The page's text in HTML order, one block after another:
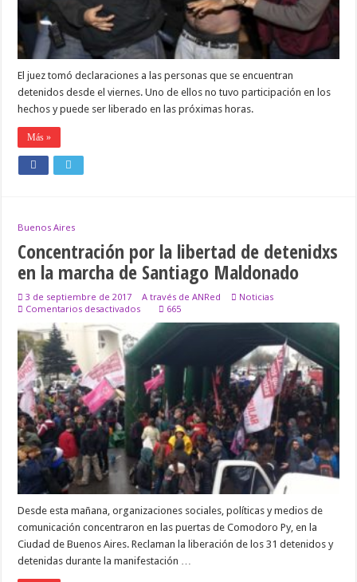
esperan
excarcelaciones
El juez tomó declaraciones a las personas que se encuentran
detenidos desde el viernes. Uno de ellos no tuvo participación en los
hechos y puede ser liberado en las próximas horas.
Más »
Buenos Aires
Concentración por la libertad de detenidxs
en la marcha de Santiago Maldonado
3 de septiembre de 2017 A través de ANRed
Noticias
Comentarios desactivadosen
por
la
detenidxs
en
marcha
de
Santiago
Maldonado
665
Desde esta mañana, organizaciones sociales, políticas y medios de
comunicación concentraron en las puertas de Comodoro Py, en la
Ciudad de Buenos Aires. Reclaman la liberación de los 31 detenidos y
detenidas durante la manifestación …